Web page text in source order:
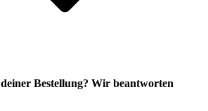
Bestellung? Wir beantworten